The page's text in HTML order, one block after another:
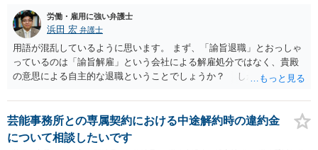
労働・雇用に強い弁護士
浜田 宏 弁護士
用語が混乱しているように思います。 まず、「諭旨退職」とおっしゃ
っているのは「諭旨解雇」という会社による解雇処分ではなく、貴殿
の意思による自主的な退職ということでしょうか？ しかし、記載さ
す。 その場合、解雇には客観的で合理的な理由が必要であり、かつ
解雇という処分が社会通念上相当と認められない限り、解雇は無効で
す。 結局、貴殿のネット炎上の内容や原因、勤務先に与えた影響な
どを具体的に検討しなければ、何とも申し上げることができません。
芸能事務所との専属契約における中途解約時の違約金
について相談したいです